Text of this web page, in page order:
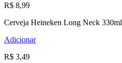
R$ 8,99
Cerveja Heineken Long Neck 330ml
Adicionar
R$ 3,49